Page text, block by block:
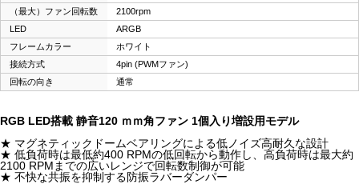
（最大）ファン回転数
2100rpm
LED
ARGB
フレームカラー
ホワイト
接続方式
4pin (PWMファン)
回転の向き
通常
RGB LED搭載 静音120 ｍｍ角ファン 1個入り増設用モデル
★ マグネティックドームベアリングによる低ノイズ高耐久な設計
★ 低負荷時は最低約400 RPMの低回転から動作し、高負荷時は最大約
2100 RPMまでの広いレンジで回転数制御が可能
★ 不快な共振を抑制する防振ラバーダンパー